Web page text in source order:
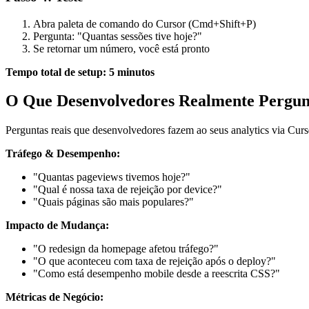
Abra paleta de comando do Cursor (Cmd+Shift+P)
Pergunta: "Quantas sessões tive hoje?"
Se retornar um número, você está pronto
Tempo total de setup: 5 minutos
O Que Desenvolvedores Realmente
Perguntas reais que desenvolvedores fazem ao seus analytics via
Tráfego & Desempenho:
"Quantas pageviews tivemos hoje?"
"Qual é nossa taxa de rejeição por device?"
"Quais páginas são mais populares?"
Impacto de Mudança:
"O redesign da homepage afetou tráfego?"
"O que aconteceu com taxa de rejeição após o deploy?"
"Como está desempenho mobile desde a reescrita CSS?"
Métricas de Negócio: